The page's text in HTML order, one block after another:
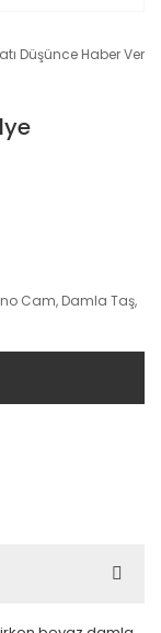
Düşünce Haber Ver
Cam, Damla Taş,